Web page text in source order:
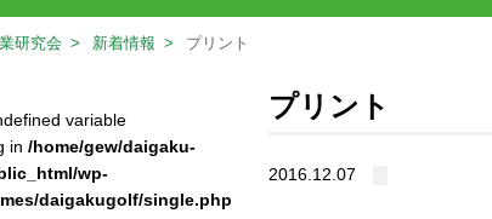
研究会 新着情報 プリント
プリント
2016.12.07
variable
in /home/gew/daigaku-
wp-
daigakugolf/single.php